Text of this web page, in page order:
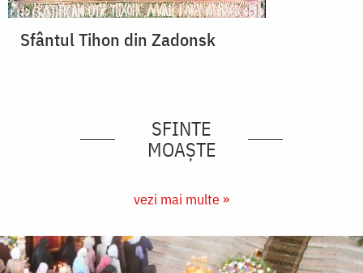
Sfântul Tihon din Zadonsk
SFINTE
MOAȘTE
vezi mai multe »